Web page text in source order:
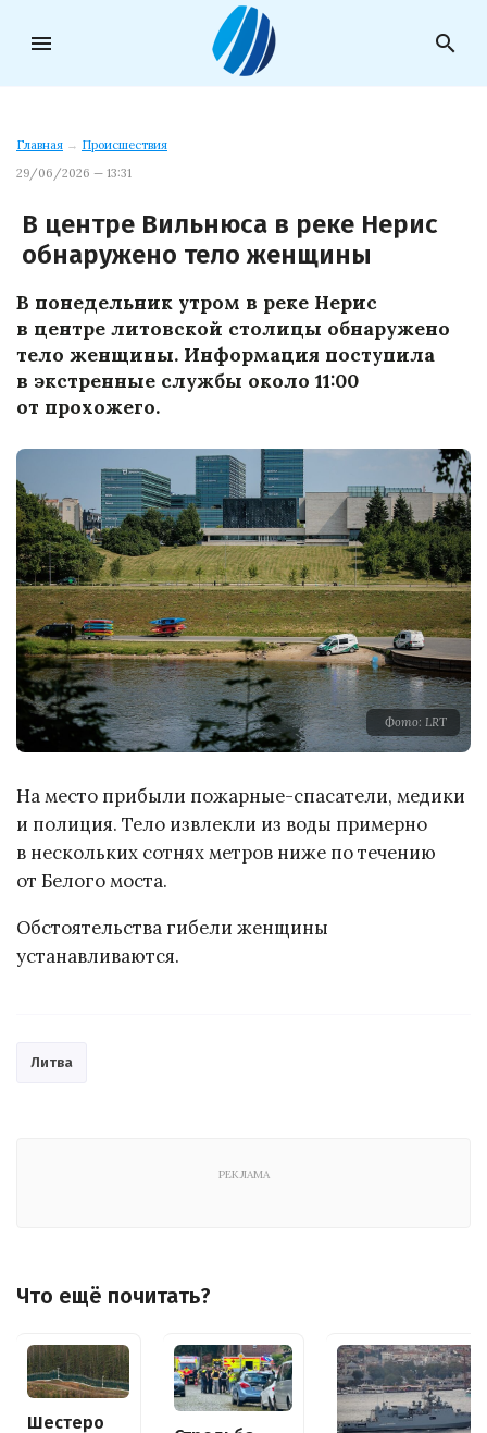
menu search
Главная → Происшествия
29/06/2026 — 13:31
В центре Вильнюса в реке Нерис
обнаружено тело женщины
В понедельник утром в реке Нерис
в центре литовской столицы обнаружено
тело женщины. Информация поступила
в экстренные службы около 11:00
от прохожего.
Фото: LRT
На место прибыли пожарные-спасатели, медики
и полиция. Тело извлекли из воды примерно
в нескольких сотнях метров ниже по течению
от Белого моста.
Обстоятельства гибели женщины
устанавливаются.
Литва
РЕКЛАМА
Что ещё почитать?
Шестеро